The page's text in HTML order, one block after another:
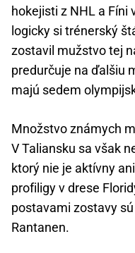
hokejisti z NHL a Fíni
logicky si trénerský
zostavil mužstvo tej
predurčuje na ďalšiu
majú sedem
Množstvo známych
V Taliansku sa však
ktorý nie je aktívny
profiligy v drese
postavami zostavy
Rantanen.